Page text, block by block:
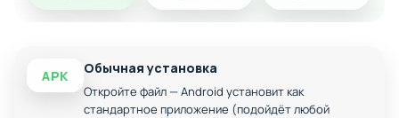
Пиксельная графика в стиле ретро
APK Обычная установка
Откройте файл — Android установит как
стандартное приложение (подойдёт любой